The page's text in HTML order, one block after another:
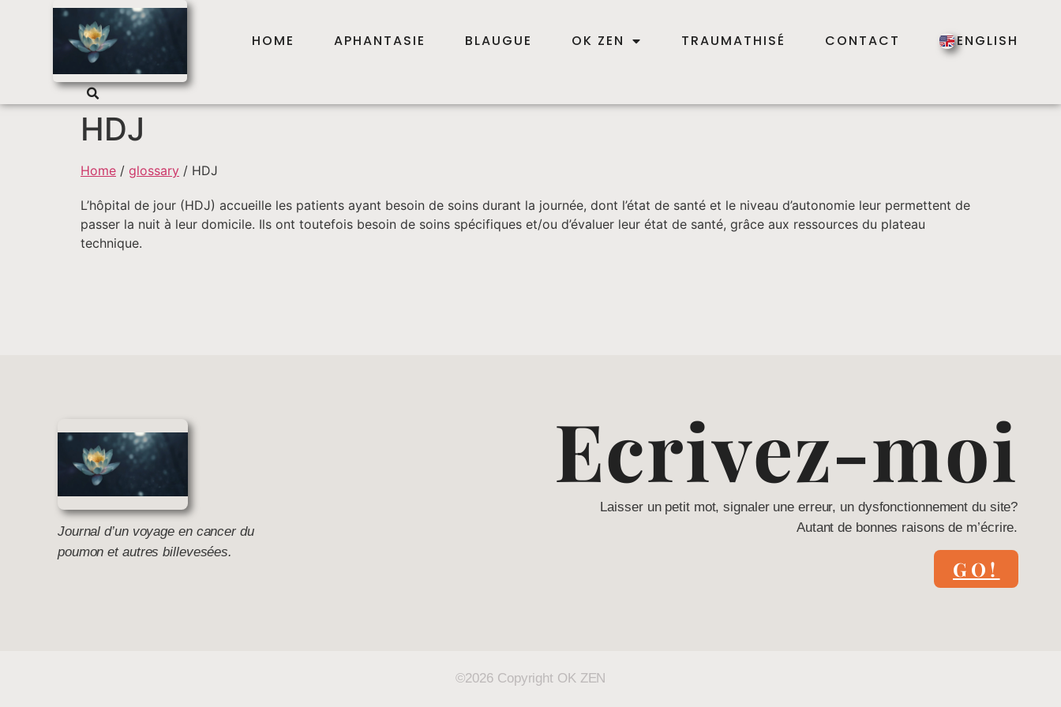
HOME APHANTASIE BLAUGUE OK ZEN TRAUMATHISÉ CONTACT ENGLISH
HDJ
Home / glossary / HDJ
L’hôpital de jour (HDJ) accueille les patients ayant besoin de soins durant la journée, dont l’état de santé et le niveau d’autonomie leur permettent de
passer la nuit à leur domicile. Ils ont toutefois besoin de soins spécifiques et/ou d’évaluer leur état de santé, grâce aux ressources du plateau
technique.
Journal d’un voyage en cancer du
poumon et autres billevesées.
Ecrivez-moi
Laisser un petit mot, signaler une erreur, un dysfonctionnement du site?
Autant de bonnes raisons de m’écrire.
GO!
©2026 Copyright OK ZEN